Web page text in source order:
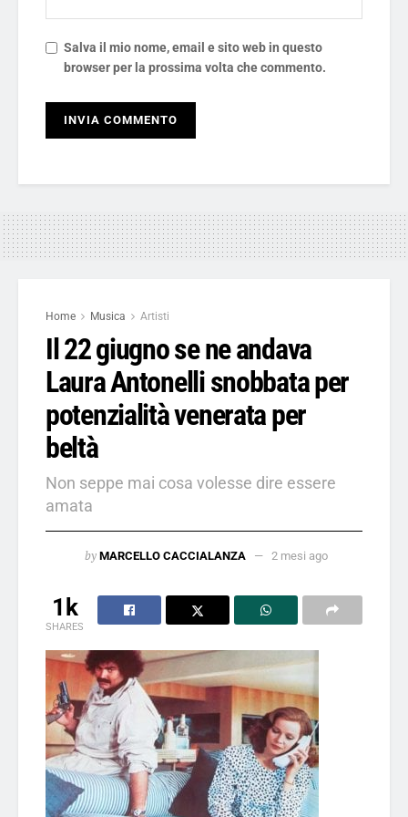
Salva il mio nome, email e sito web in questo
browser per la prossima volta che commento.
Home Musica Artisti
Il 22 giugno se ne andava
Laura Antonelli snobbata per
potenzialità venerata per
beltà
Non seppe mai cosa volesse dire essere
amata
by MARCELLO CACCIALANZA 2 mesi ago
1k
SHARES